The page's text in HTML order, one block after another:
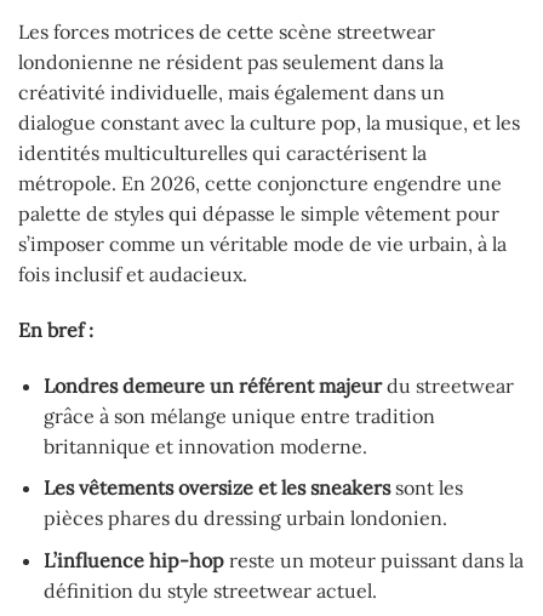
Les forces motrices de cette scène streetwear
londonienne ne résident pas seulement dans la
créativité individuelle, mais également dans un
dialogue constant avec la culture pop, la musique, et les
identités multiculturelles qui caractérisent la
métropole. En 2026, cette conjoncture engendre une
palette de styles qui dépasse le simple vêtement pour
s’imposer comme un véritable mode de vie urbain, à la
fois inclusif et audacieux.
En bref :
Londres demeure un référent majeurdu streetwear
grâce à son mélange unique entre tradition
britannique et innovation moderne.
Les vêtements oversize et les sneakerssont les
pièces phares du dressing urbain londonien.
L’influence hip-hopreste un moteur puissant dans la
définition du style streetwear actuel.